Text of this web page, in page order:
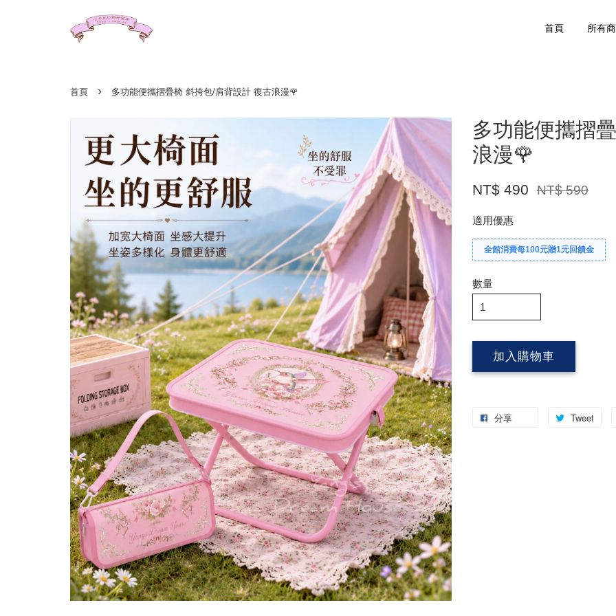
首頁 所有
首頁 › 多功能便攜摺疊椅 斜挎包/肩背設計 復古浪漫🌹
多功能便攜摺
浪漫🌹
NT$ 490 NT$ 590
適用優惠
全館消費每100元贈1元回饋金
數量
加入購物車
分享 Tweet